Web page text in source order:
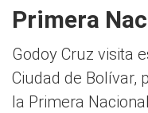
Primera
Godoy Cruz visita
Ciudad de Bolívar,
la Primera